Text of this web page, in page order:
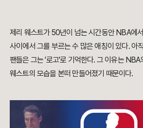
제리 웨스트가 50년이 넘는 시간동안 NBA에
사이에서 그를 부르는 수 많은 애칭이 있다. 아
팬들은 그는 '로고'로 기억한다. 그 이유는 NBA
웨스트의 모습을 본떠 만들어졌기 때문이다.